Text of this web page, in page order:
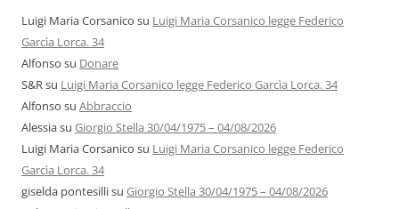
Luigi Maria Corsanico su Luigi Maria Corsanico legge Federico
Garcìa Lorca. 34
Alfonso su Donare
S&Rsu Luigi Maria Corsanico legge Federico Garcìa Lorca. 34
Alfonso su Abbraccio
Alessiasu Giorgio Stella 30/04/1975 – 04/08/2026
Luigi Maria Corsanico su Luigi Maria Corsanico legge Federico
Garcìa Lorca. 34
giselda pontesillisu Giorgio Stella 30/04/1975 – 04/08/2026